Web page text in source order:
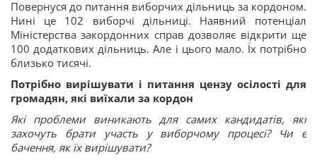
Повернуся до питання виборчих дільниць за кордоном.
Нині це 102 виборчі дільниці. Наявний потенціал
Міністерства закордонних справ дозволяє відкрити ще
100 додаткових дільниць. Але і цього мало. Їх потрібно
близько тисячі.
Потрібно вирішувати і питання цензу осілості для
громадян, які виїхали за кордон
Які проблеми виникають для самих кандидатів, які
захочуть брати участь у виборчому процесі? Чи є
бачення, як їх вирішувати?